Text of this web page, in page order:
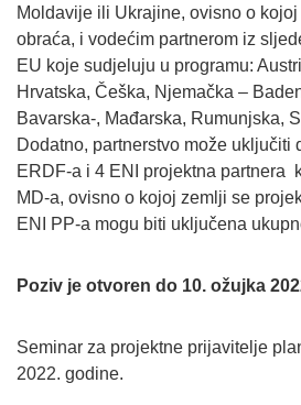
Moldavije ili Ukrajine, ovisno o
obraća, i vodećim partnerom iz
EU koje sudjeluju u programu:
Hrvatska, Češka, Njemačka –
Bavarska-, Mađarska, Rumunjska,
Dodatno, partnerstvo može uključiti
ERDF-a i 4 ENI projektna partnera
MD-a, ovisno o kojoj zemlji se
ENI PP-a mogu biti uključena
Poziv je otvoren do 10. ožujka
Seminar za projektne prijavitelje
2022. godine.